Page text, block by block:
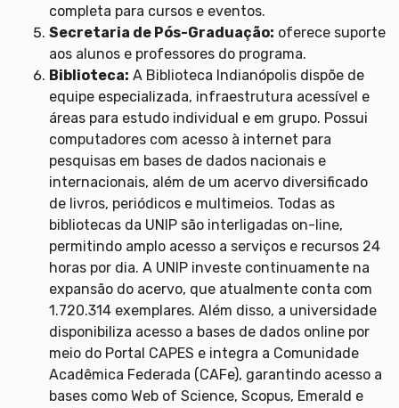
completa para cursos e eventos.
Secretaria de Pós-Graduação: oferece suporte
aos alunos e professores do programa.
Biblioteca: A Biblioteca Indianópolis dispõe de
equipe especializada, infraestrutura acessível e
áreas para estudo individual e em grupo. Possui
computadores com acesso à internet para
pesquisas em bases de dados nacionais e
internacionais, além de um acervo diversificado
de livros, periódicos e multimeios. Todas as
bibliotecas da UNIP são interligadas on-line,
permitindo amplo acesso a serviços e recursos 24
horas por dia. A UNIP investe continuamente na
expansão do acervo, que atualmente conta com
1.720.314 exemplares. Além disso, a universidade
disponibiliza acesso a bases de dados online por
meio do Portal CAPES e integra a Comunidade
Acadêmica Federada (CAFe), garantindo acesso a
bases como Web of Science, Scopus, Emerald e